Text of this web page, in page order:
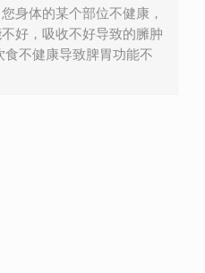
身体的某个部位不健康，
好，吸收不好导致的臃肿
不健康导致脾胃功能不